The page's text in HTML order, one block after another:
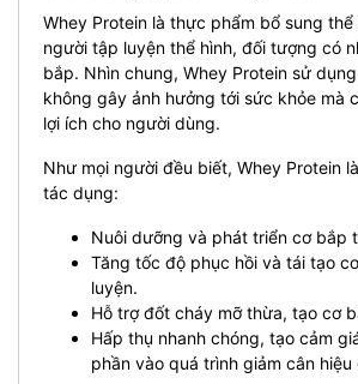
Whey Protein là thực phẩm bổ sung
người tập luyện thể hình, đối tượng có
bắp. Nhìn chung, Whey Protein sử
không gây ảnh hưởng tới sức khỏe mà
lợi ích cho người dùng.
Như mọi người đều biết, Whey Protein
tác dụng:
Nuôi dưỡng và phát triển cơ bắp
Tăng tốc độ phục hồi và tái tạo
luyện.
Hỗ trợ đốt cháy mỡ thừa, tạo cơ
Hấp thụ nhanh chóng, tạo cảm
phần vào quá trình giảm cân hiệu